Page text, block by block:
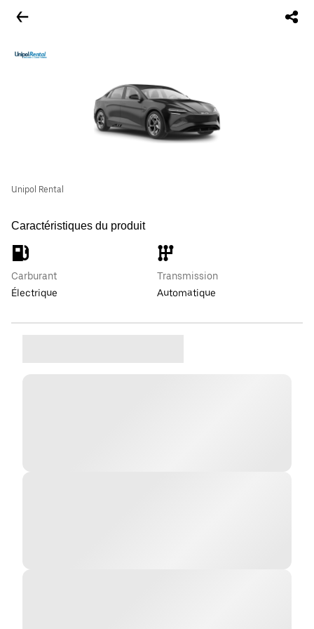
Unipol Rental
Caractéristiques du produit
Carburant
Électrique
Transmission
Automatique